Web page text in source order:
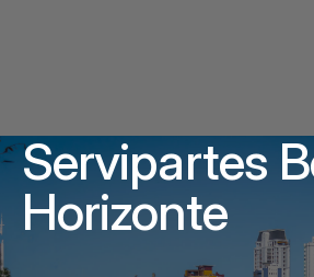
Servipartes
Horizonte